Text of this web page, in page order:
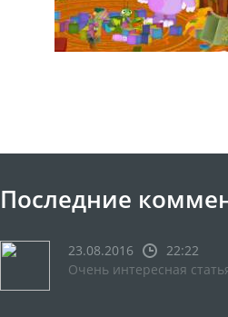
Последние
23.08.2016
22:22
Очень интересная